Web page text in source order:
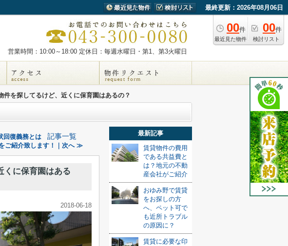
最終更新：2026年08月06日
00件
最近見た物件
00件
検討リスト
営業時間：10:00～18:00 定休日：毎週水曜日・第1、第3火曜日
件を探してるけど、近くに保育園はあるの？
回復義務とは 記事一覧
ご紹介致します！｜次へ ≫
くに保育園はある
2018-06-18
最新記事
賃貸物件の費用
である共益費と
は？地元の不動
産会社がご紹介
おゆみ野で賃貸
をお探しの方
へ、ペット可で
も近所トラブル
の原因に？
賃貸に必要な印